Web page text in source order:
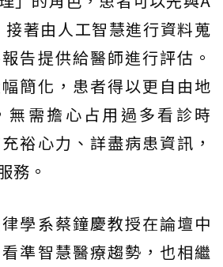
著由人工智慧進行資料蒐
告提供給醫師進行評估。
簡化，患者得以更自由地
無需擔心占用過多看診時
裕心力、詳盡病患資訊，
務。
學系蔡鐘慶教授在論壇中
準智慧醫療趨勢，也相繼